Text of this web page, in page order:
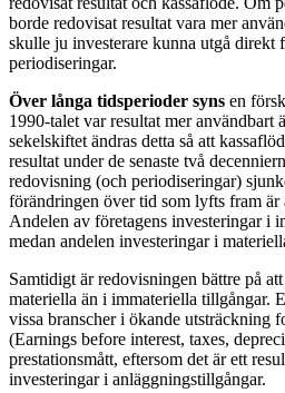
borde redovisat resultat vara mer
skulle ju investerare kunna utgå direkt
periodiseringar.
Över långa tidsperioder syns en
1990-talet var resultat mer användbart
sekelskiftet ändras detta så att
resultat under de senaste två
redovisning (och periodiseringar)
förändringen över tid som lyfts fram är
Andelen av företagens investeringar i
medan andelen investeringar i
Samtidigt är redovisningen bättre på
materiella än i immateriella tillgångar.
vissa branscher i ökande utsträckning
(Earnings before interest, taxes,
prestationsmått, eftersom det är ett
investeringar i anläggningstillgångar.